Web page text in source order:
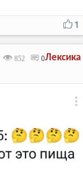
1
Лексика
852 0